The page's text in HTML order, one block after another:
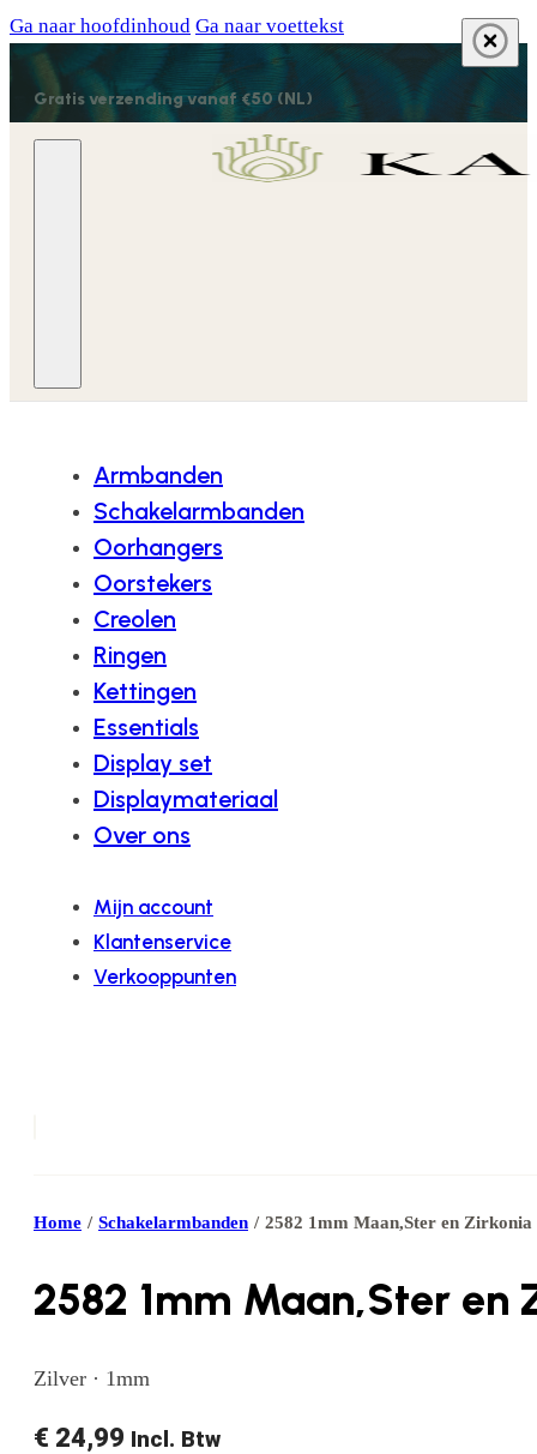
Ga naar hoofdinhoud Ga naar voettekst
Gratis verzending vanaf €50 (NL)
Armbanden
Schakelarmbanden
Oorhangers
Oorstekers
Creolen
Ringen
Kettingen
Essentials
Display set
Displaymateriaal
Over ons
Mijn account
Klantenservice
Verkooppunten
Home / Schakelarmbanden / 2582 1mm Maan,Ster en Zirkonia
2582 1mm Maan,Ster en
Zilver · 1mm
€ 24,99 Incl. Btw